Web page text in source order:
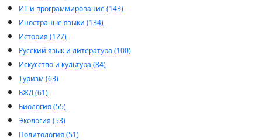
ИТ и программирование (143)
Иностраные языки (134)
История (127)
Русский язык и литература (100)
Искусство и культура (84)
Туризм (63)
БЖД (61)
Биология (55)
Экология (53)
Политология (51)